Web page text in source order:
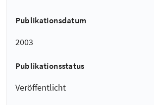
Publikationsdatum
2003
Publikationsstatus
Veröffentlicht